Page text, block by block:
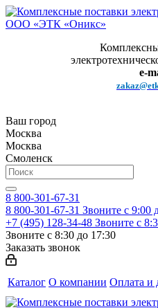
e-
Ваш город
Москва
Москва
Смоленск
8 800-301-67-31
8 800-301-67-31 Звоните с 9:00
+7 (495) 128-34-48 Звоните с
Звоните с 8:30 до 17:30
Заказать звонок
Каталог О компании Оплата и